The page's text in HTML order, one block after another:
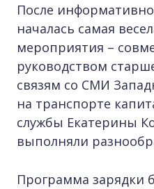
После
началась самая
мероприятия –
руководством
связям со СМИ
на транспорте
службы Екатерины
выполняли
Программа зарядки